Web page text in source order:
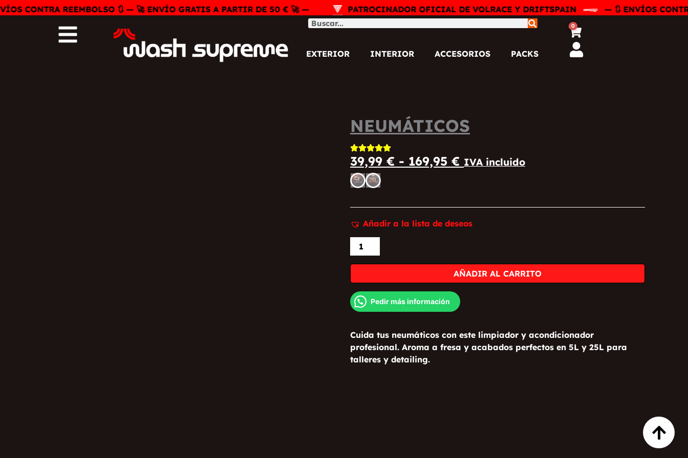
CONTRA REEMBOLSO 🔃 — 🚀 ENVÍO GRATIS A PARTIR DE 50 € 🚀 — PATROCINADOR OFICIAL DE VOLRACE Y DRIFTSPAIN — 🔃 ENVÍOS CONTRA
Ir
al
Buscar 0
Carrito
EXTERIOR INTERIOR ACCESORIOS PACKS
NEUMÁTICOS
39,99 € - 169,95 €Rango
de
39,99 €
hasta
IVA incluido
Añadir a la lista de deseos
NEUMÁTICOS
cantidad
AÑADIR AL CARRITO
Pedir más información
Cuida tus neumáticos con este limpiador y acondicionador
profesional. Aroma a fresa y acabados perfectos en 5L y 25L para
talleres y detailing.